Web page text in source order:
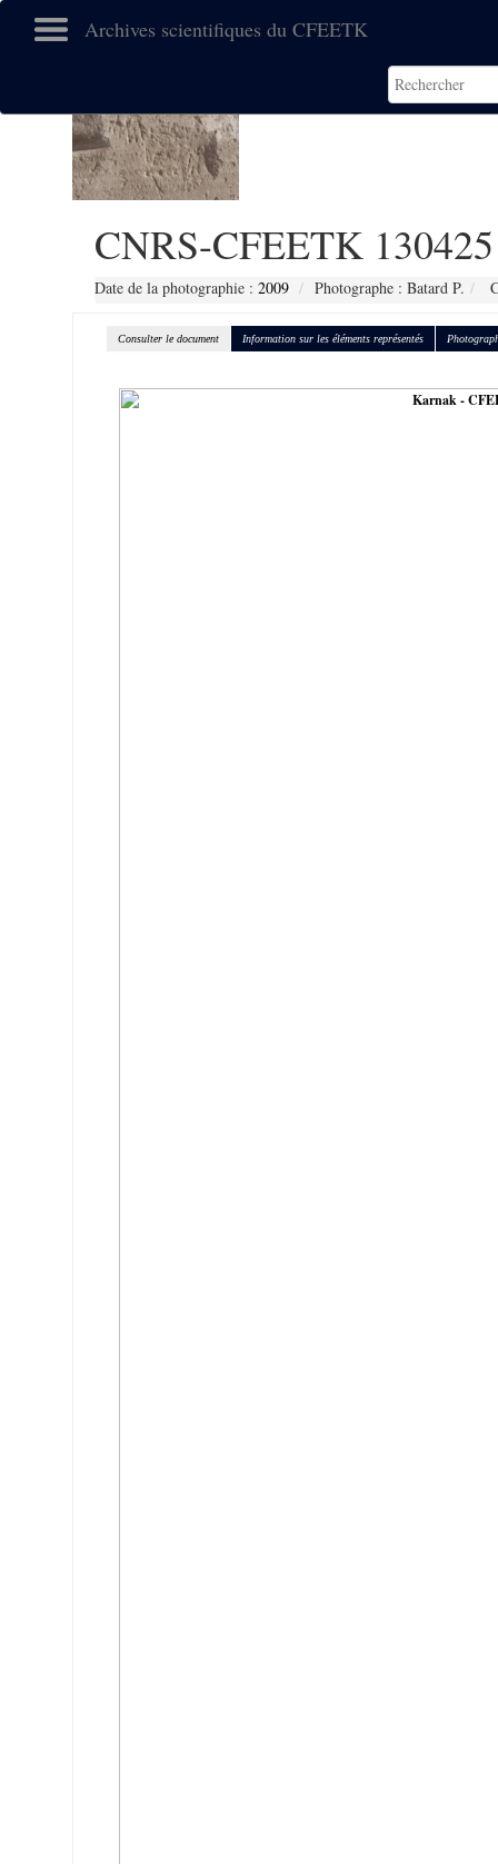
Archives scientifiques du CFEETK
CNRS-CFEETK 130425
Date de la photographie : 2009 Photographe : Batard P.
Consulter le document Information sur les éléments représentés